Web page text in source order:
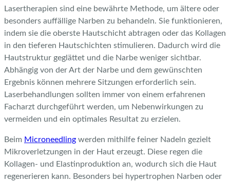
Lasertherapien sind eine bewährte Methode, um ältere oder
besonders auffällige Narben zu behandeln. Sie funktionieren,
indem sie die oberste Hautschicht abtragen oder das Kollagen
in den tieferen Hautschichten stimulieren. Dadurch wird die
Hautstruktur geglättet und die Narbe weniger sichtbar.
Abhängig von der Art der Narbe und dem gewünschten
Ergebnis können mehrere Sitzungen erforderlich sein.
Laserbehandlungen sollten immer von einem erfahrenen
Facharzt durchgeführt werden, um Nebenwirkungen zu
vermeiden und ein optimales Resultat zu erzielen.
Beim Microneedling werden mithilfe feiner Nadeln gezielt
Mikroverletzungen in der Haut erzeugt. Diese regen die
Kollagen- und Elastinproduktion an, wodurch sich die Haut
regenerieren kann. Besonders bei hypertrophen Narben oder